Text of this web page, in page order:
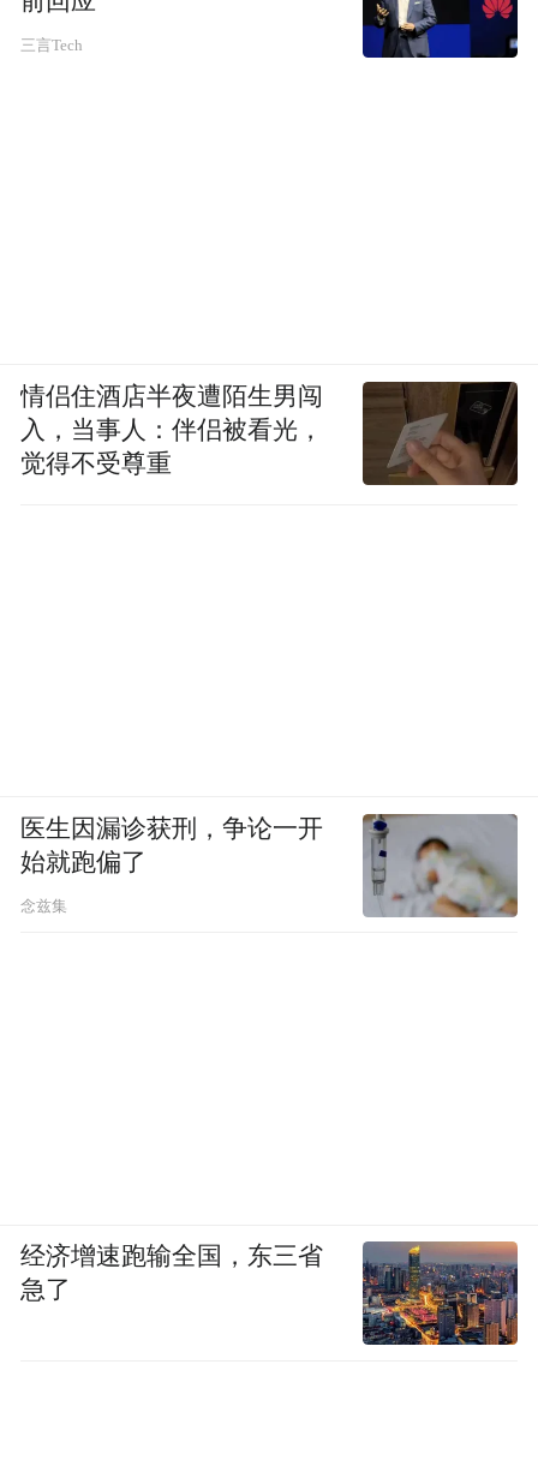
三言Tech
情侣住酒店半夜遭陌生男闯
入，当事人：伴侣被看光，
觉得不受尊重
医生因漏诊获刑，争论一开
始就跑偏了
念兹集
经济增速跑输全国，东三省
急了